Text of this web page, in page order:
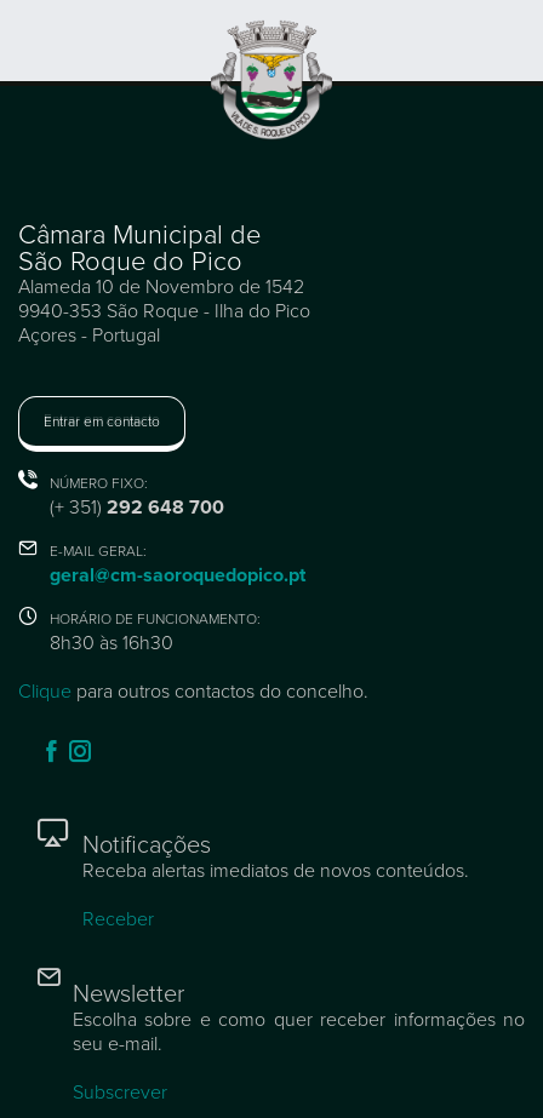
Câmara Municipal de
São Roque do Pico
Alameda 10 de Novembro de 1542
9940-353 São Roque - Ilha do Pico
Açores - Portugal
Entrar em contacto
NÚMERO FIXO:
(+ 351) 292 648 700
E-MAIL GERAL:
geral@cm-saoroquedopico.pt
HORÁRIO DE FUNCIONAMENTO:
8h30 às 16h30
Clique para outros contactos do concelho.
Notificações
Receba alertas imediatos de novos conteúdos.
Receber
Newsletter
Escolha sobre e como quer receber informações no
seu e-mail.
Subscrever